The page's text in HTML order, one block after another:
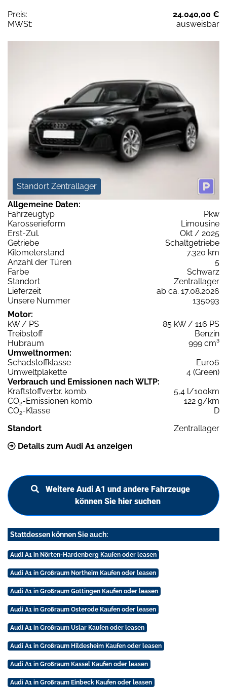
Preis:
24.040,00 €
MWSt:
ausweisbar
Standort Zentrallager
Allgemeine Daten:
Fahrzeugtyp
Pkw
Karosserieform
Limousine
Erst-Zul.
Okt / 2025
Getriebe
Schaltgetriebe
Kilometerstand
7.320 km
Anzahl der Türen
5
Farbe
Schwarz
Standort
Zentrallager
Lieferzeit
ab ca. 17.08.2026
Unsere Nummer
135093
Motor:
kW / PS
85 kW / 116 PS
Treibstoff
Benzin
Hubraum
999 cm³
Umweltnormen:
Schadstoffklasse
Euro6
Umweltplakette
4 (Green)
Verbrauch und Emissionen nach WLTP:
Kraftstoffverbr. komb.
5,4 l/100km
CO2-Emissionen komb.
122 g/km
CO2-Klasse
D
Standort
Zentrallager
Details zum Audi A1 anzeigen
Weitere Audi A1 und andere Fahrzeuge
können Sie hier suchen
Stattdessen können Sie auch:
Audi A1 in Nörten-Hardenberg Kaufen oder leasen
Audi A1 in Großraum Northeim Kaufen oder leasen
Audi A1 in Großraum Göttingen Kaufen oder leasen
Audi A1 in Großraum Osterode Kaufen oder leasen
Audi A1 in Großraum Uslar Kaufen oder leasen
Audi A1 in Großraum Hildesheim Kaufen oder leasen
Audi A1 in Großraum Kassel Kaufen oder leasen
Audi A1 in Großraum Einbeck Kaufen oder leasen